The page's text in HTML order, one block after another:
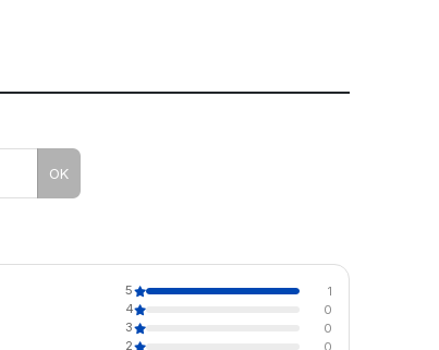
OK
5
1
4
0
3
0
2
0